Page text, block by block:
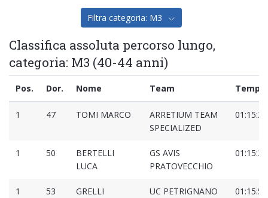
Filtra categoria: M3
Classifica assoluta percorso lungo,
categoria: M3 (40-44 anni)
Pos. Dor. Nome Team Tempo
1 47 TOMI MARCO
ARRETIUM TEAM
SPECIALIZED
1 50
BERTELLI
LUCA
GS AVIS
PRATOVECCHIO
1 53
GRELLI
UC PETRIGNANO